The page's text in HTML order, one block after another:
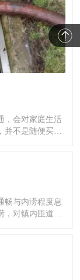
，会对家庭生活
并不是随便买一
畅与内涝程度息
，对镇内匝道、